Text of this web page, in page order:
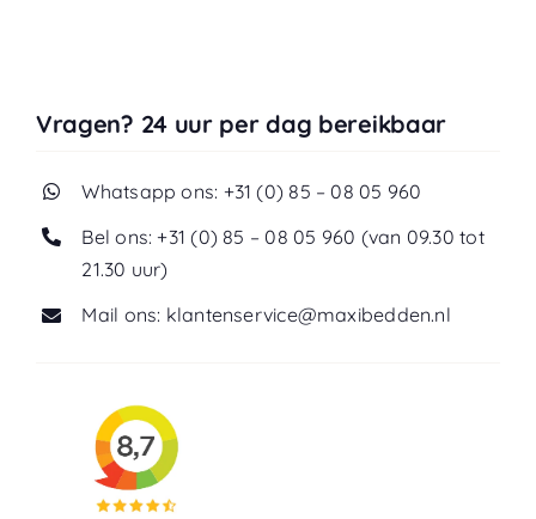
Vragen? 24 uur per dag bereikbaar
Whatsapp ons: +31 (0) 85 – 08 05 960
Bel ons: +31 (0) 85 – 08 05 960 (van 09.30 tot
21.30 uur)
Mail ons: klantenservice@maxibedden.nl